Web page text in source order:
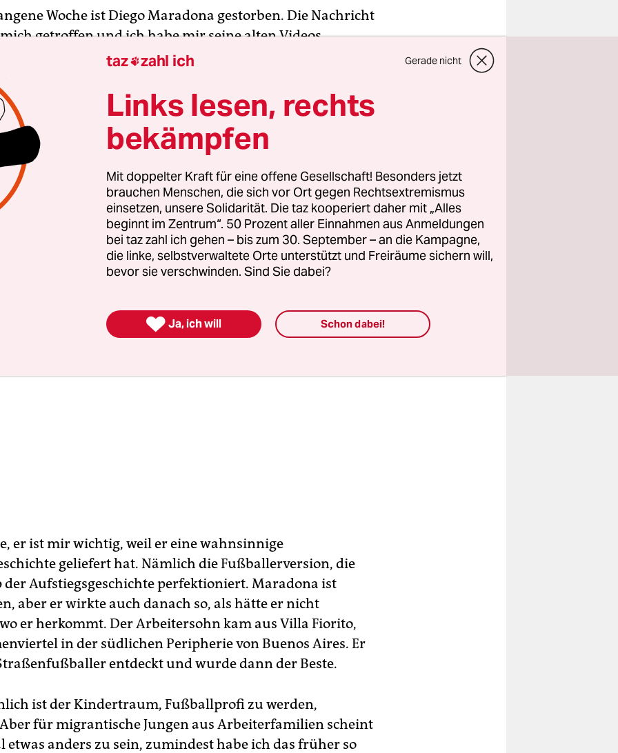
Woche ist Diego Maradona gestorben. Die Nachricht
getroffen und ich habe mir seine alten Videos
das verrückte SpielArgentinien gegen England
das ihn zur Legende machte, die
Olympiastadion1989, mehrmals. Ich habe mich an die
Onkels und an seine Begegnung mit Maradona
die ich mich als kleiner Junge sehr gefreut habe: 1989
Bremer Weserstadion gesehen, als der SSC Neapel zum
da war.
ein Jahr später, 1990, geboren: Warum also ist mir dieser
der seinen sportlichen Höhepunkt vor meiner Geburt erlebt
ziemlich abgestürzt ist, so wichtig?
er ist mir wichtig, weil er eine wahnsinnige
geliefert hat. Nämlich die Fußballerversion, die
der Aufstiegsgeschichte perfektioniert. Maradona ist
aber er wirkte auch danach so, als hätte er nicht
er herkommt. Der Arbeitersohn kam aus Villa Fiorito,
in der südlichen Peripherie von Buenos Aires. Er
entdeckt und wurde dann der Beste.
ist der Kindertraum, Fußballprofi zu werden,
für migrantische Jungen aus Arbeiterfamilien scheint
etwas anders zu sein, zumindest habe ich das früher so
taz zahl ich Gerade nicht
Links lesen, rechts
bekämpfen
Mit doppelter Kraft für eine offene Gesellschaft! Besonders jetzt
brauchen Menschen, die sich vor Ort gegen Rechtsextremismus
einsetzen, unsere Solidarität. Die taz kooperiert daher mit „Alles
beginnt im Zentrum“. 50 Prozent aller Einnahmen aus Anmeldungen
bei taz zahl ich gehen – bis zum 30. September – an die Kampagne,
die linke, selbstverwaltete Orte unterstützt und Freiräume sichern will,
bevor sie verschwinden. Sind Sie dabei?
 Ja, ich will Schon dabei!